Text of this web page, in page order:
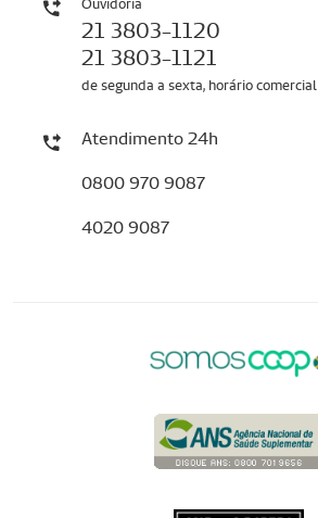
Ouvidoria
21 3803-1120
21 3803-1121
de segunda a sexta, horário comercial
Atendimento 24h
0800 970 9087
4020 9087